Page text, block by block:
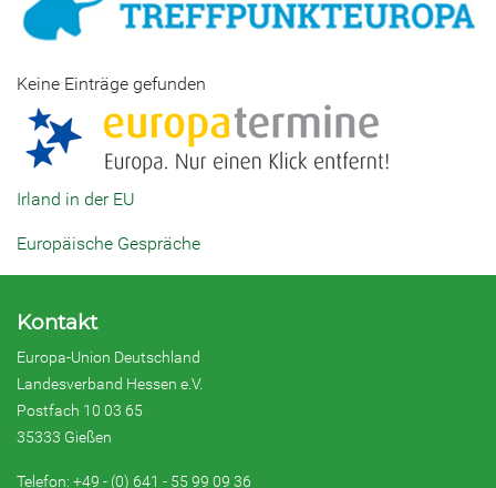
Keine Einträge gefunden
Irland in der EU
Europäische Gespräche
Kontakt
Europa-Union Deutschland
Landesverband Hessen e.V.
Postfach 10 03 65
35333 Gießen
Telefon: +49 - (0) 641 - 55 99 09 36